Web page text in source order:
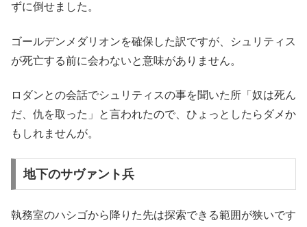
ずに倒せました。
ゴールデンメダリオンを確保した訳ですが、シュリティス
が死亡する前に会わないと意味がありません。
ロダンとの会話でシュリティスの事を聞いた所「奴は死ん
だ、仇を取った」と言われたので、ひょっとしたらダメか
もしれませんが。
地下のサヴァント兵
執務室のハシゴから降りた先は探索できる範囲が狭いです